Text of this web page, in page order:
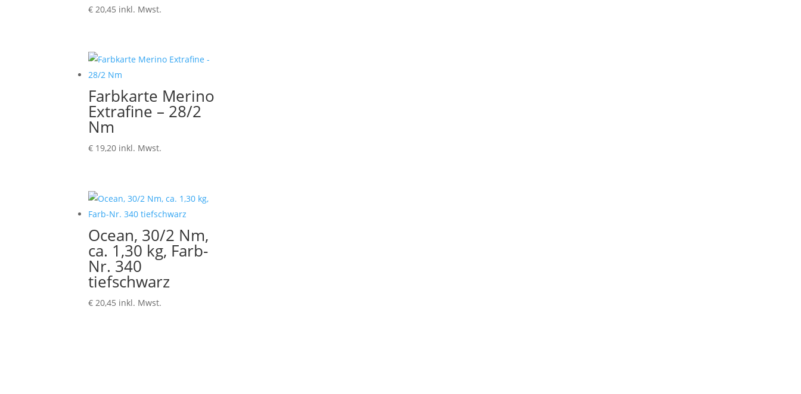
€ 20,45 inkl. Mwst.
Farbkarte Merino
Extrafine – 28/2
Nm
€ 19,20 inkl. Mwst.
Ocean, 30/2 Nm,
ca. 1,30 kg, Farb-
Nr. 340
tiefschwarz
€ 20,45 inkl. Mwst.